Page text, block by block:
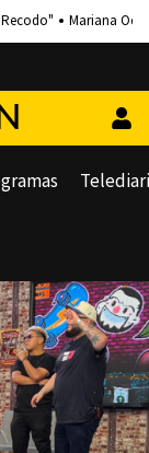
Mariana